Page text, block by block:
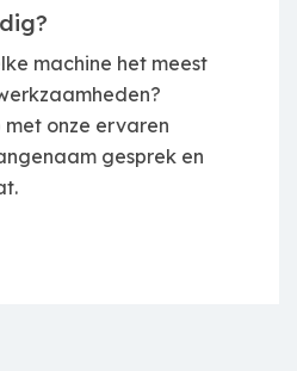
machine het meest
onze ervaren
gesprek en